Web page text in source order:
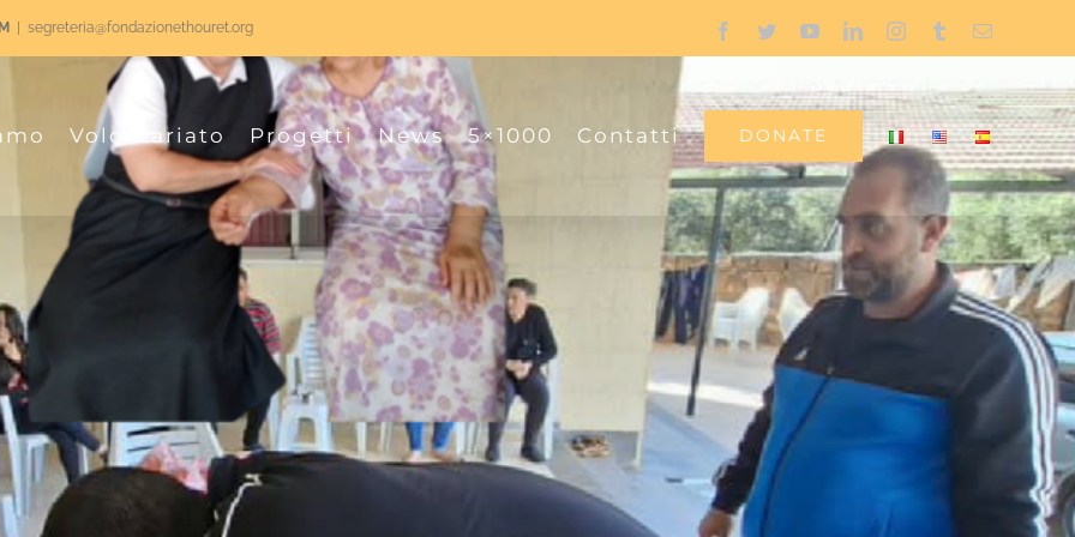
segreteria@fondazionethouret.org Facebook
TwitterYouTubeLinkedInInstagram
TumblrEmail
Volontariato Progetti News 5×1000 Contatti DONATE